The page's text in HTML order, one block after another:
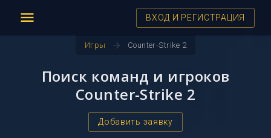
menu ВХОД И РЕГИСТРАЦИЯ
Игры arrow_forward Counter-Strike 2
Поиск команд и игроков
Counter-Strike 2
Добавить заявку